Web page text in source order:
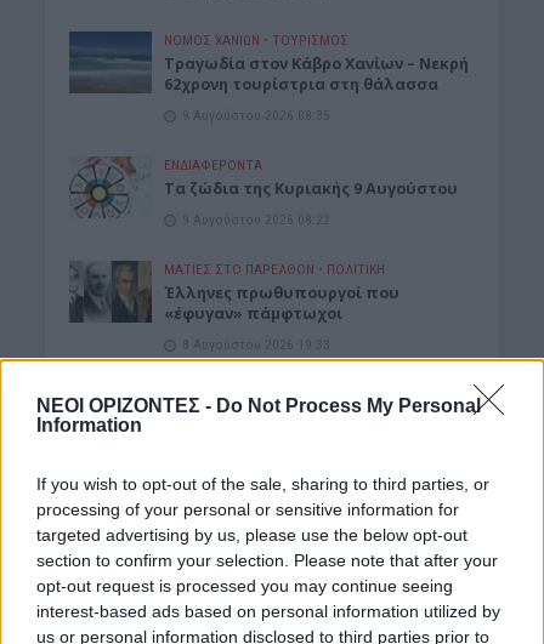
ΝΕΟΙ ΟΡΙΖΟΝΤΕΣ - Do Not Process My Personal
Information
If you wish to opt-out of the sale, sharing to third parties, or
processing of your personal or sensitive information for
targeted advertising by us, please use the below opt-out
section to confirm your selection. Please note that after your
opt-out request is processed you may continue seeing
interest-based ads based on personal information utilized by
us or personal information disclosed to third parties prior to
ΝΟΜΌΣ ΧΑΝΊΩΝ • ΤΟΥΡΙΣΜΟΣ
Τραγωδία στον Κάβρο Χανίων – Νεκρή
62χρονη τουρίστρια στη θάλασσα
9 Αυγούστου 2026 08:35
ΕΝΔΙΑΦΕΡΟΝΤΑ
Τα ζώδια της Κυριακής 9 Αυγούστου
9 Αυγούστου 2026 08:22
ΜΑΤΙΕΣ ΣΤΟ ΠΑΡΕΛΘΟΝ • ΠΟΛΙΤΙΚΗ
Έλληνες πρωθυπουργοί που
«έφυγαν» πάμφτωχοι
8 Αυγούστου 2026 19:33
Στάκα, η Κρητική κρέμα γάλακτος –
ΑΓΡΟΤΙΚΑ
ΑΑΔΕ: Ποιοι θεωρούνται «ενεργοί
αγρότες» – Τι θα κρίνει τις αγροτικές
ενισχύσεις
8 Αυγούστου 2026 16:27